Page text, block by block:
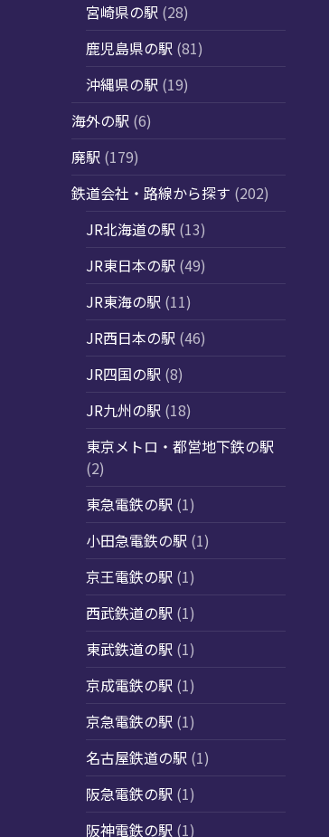
宮崎県の駅 (28)
鹿児島県の駅 (81)
沖縄県の駅 (19)
海外の駅 (6)
廃駅 (179)
鉄道会社・路線から探す (202)
JR北海道の駅 (13)
JR東日本の駅 (49)
JR東海の駅 (11)
JR西日本の駅 (46)
JR四国の駅 (8)
JR九州の駅 (18)
東京メトロ・都営地下鉄の駅
(2)
東急電鉄の駅 (1)
小田急電鉄の駅 (1)
京王電鉄の駅 (1)
西武鉄道の駅 (1)
東武鉄道の駅 (1)
京成電鉄の駅 (1)
京急電鉄の駅 (1)
名古屋鉄道の駅 (1)
阪急電鉄の駅 (1)
阪神電鉄の駅 (1)